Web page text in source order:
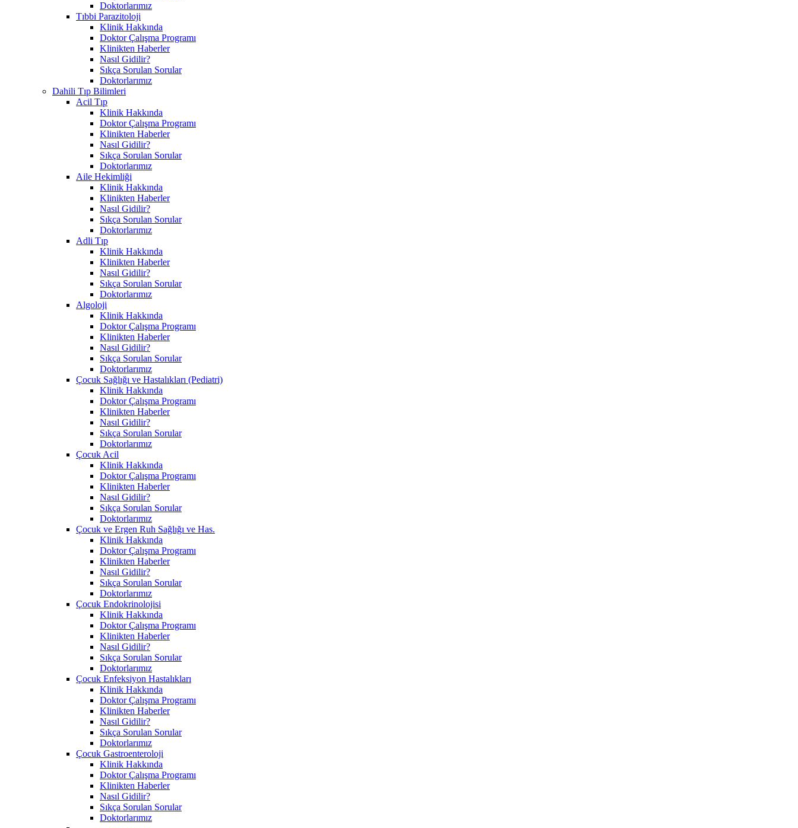
Doktorlarımız
Tıbbi Parazitoloji
Klinik Hakkında
Doktor Çalışma Programı
Klinikten Haberler
Nasıl Gidilir?
Sıkça Sorulan Sorular
Doktorlarımız
Dahili Tıp Bilimleri
Acil Tıp
Klinik Hakkında
Doktor Çalışma Programı
Klinikten Haberler
Nasıl Gidilir?
Sıkça Sorulan Sorular
Doktorlarımız
Aile Hekimliği
Klinik Hakkında
Klinikten Haberler
Nasıl Gidilir?
Sıkça Sorulan Sorular
Doktorlarımız
Adli Tıp
Klinik Hakkında
Klinikten Haberler
Nasıl Gidilir?
Sıkça Sorulan Sorular
Doktorlarımız
Algoloji
Klinik Hakkında
Doktor Çalışma Programı
Klinikten Haberler
Nasıl Gidilir?
Sıkça Sorulan Sorular
Doktorlarımız
Çocuk Sağlığı ve Hastalıkları (Pediatri)
Klinik Hakkında
Doktor Çalışma Programı
Klinikten Haberler
Nasıl Gidilir?
Sıkça Sorulan Sorular
Doktorlarımız
Çocuk Acil
Klinik Hakkında
Doktor Çalışma Programı
Klinikten Haberler
Nasıl Gidilir?
Sıkça Sorulan Sorular
Doktorlarımız
Çocuk ve Ergen Ruh Sağlığı ve Has.
Klinik Hakkında
Doktor Çalışma Programı
Klinikten Haberler
Nasıl Gidilir?
Sıkça Sorulan Sorular
Doktorlarımız
Çocuk Endokrinolojisi
Klinik Hakkında
Doktor Çalışma Programı
Klinikten Haberler
Nasıl Gidilir?
Sıkça Sorulan Sorular
Doktorlarımız
Çocuk Enfeksiyon Hastalıkları
Klinik Hakkında
Doktor Çalışma Programı
Klinikten Haberler
Nasıl Gidilir?
Sıkça Sorulan Sorular
Doktorlarımız
Çocuk Gastroenteroloji
Klinik Hakkında
Doktor Çalışma Programı
Klinikten Haberler
Nasıl Gidilir?
Sıkça Sorulan Sorular
Doktorlarımız